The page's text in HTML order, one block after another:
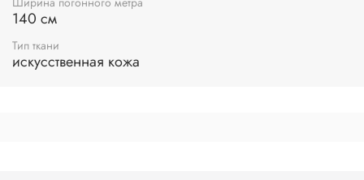
140 см
Тип ткани
искусственная кожа